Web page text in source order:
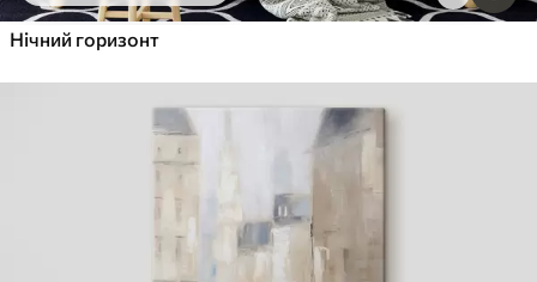
Нічний горизонт